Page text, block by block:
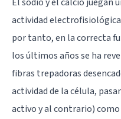
actividad electrofisiológica
por tanto, en la correcta
los últimos años se ha
fibras trepadoras
actividad de la célula,
activo y al contrario) como